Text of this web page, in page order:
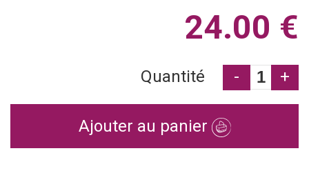
24.00 €
Quantité - +
Ajouter au panier